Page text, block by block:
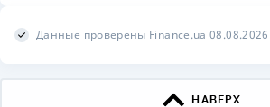
Данные проверены Finance.ua 08.08.2026
НАВЕРХ